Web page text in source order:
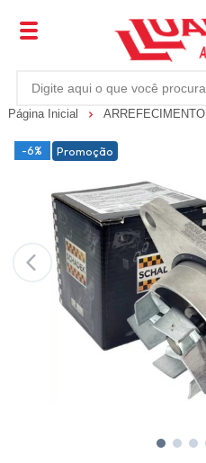
Página Inicial ARREFECIMENTO
-6% Promoção